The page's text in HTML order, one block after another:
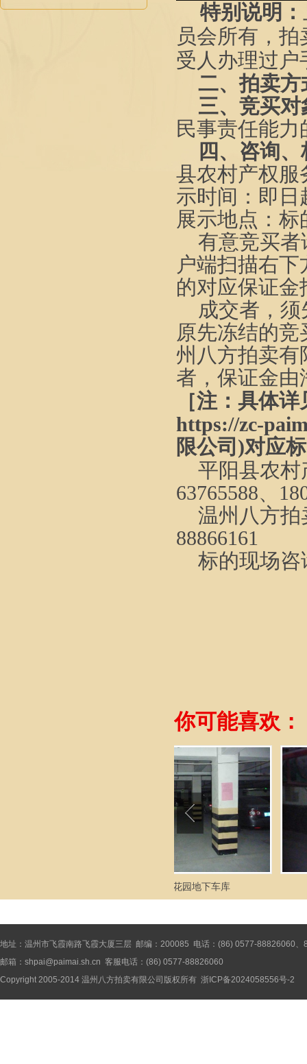
特别说明：
员会所有， 拍
受人办理过户
二、拍卖方
三、 竞买对
民事责任能
四、 咨询
县农村产权服
示时间：即日
展示地点：标
有意竞买
户端扫描右
的对应保证
成交者，
原先冻结的
州八方拍卖有
者，保证金由
［注： 具体详
https://zc-
限公司 )对应
平阳县农
63765588、
温州八方
88866161
标的现场咨
你可能喜欢：
侨盛花园地下车库
地址：温州市飞霞南路飞霞大厦三层 邮编：200085 电话：(86) 0577-88826060
邮箱：shpai@paimai.sh.cn 客服电话：(86) 0577-88826060
Copyright 2005-2014 温州八方拍卖有限公司 版权所有 浙ICP备2024058556号-2